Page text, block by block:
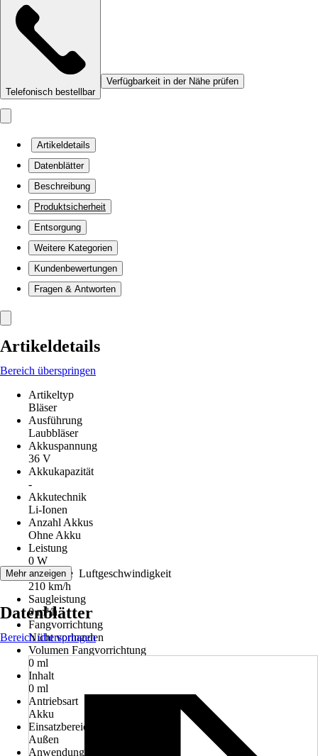
Telefonisch bestellbar
Verfügbarkeit in der Nähe prüfen
Artikeldetails
Datenblätter
Beschreibung
Produktsicherheit
Entsorgung
Weitere Kategorien
Kundenbewertungen
Fragen & Antworten
Artikeldetails
Bereich überspringen
Artikeltyp
Bläser
Ausführung
Laubbläser
Akkuspannung
36 V
Akkukapazität
-
Akkutechnik
Li-Ionen
Anzahl Akkus
Ohne Akku
Leistung
0 W
Maximale Luftgeschwindigkeit
210 km/h
Saugleistung
0 m³/h
Fangvorrichtung
Nicht vorhanden
Volumen Fangvorrichtung
0 ml
Inhalt
0 ml
Antriebsart
Akku
Einsatzbereich
Außen
Anwendung
Mehr anzeigen
Datenblätter
Bereich überspringen